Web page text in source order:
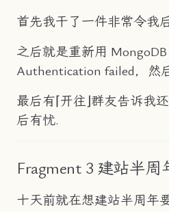
首先我干了一件非常令我
之后就是重新用
Authentication failed，然
最后有⌈开往⌋群友告诉我
后有忧.
Fragment 3 建站半周
十天前就在想建站半周年